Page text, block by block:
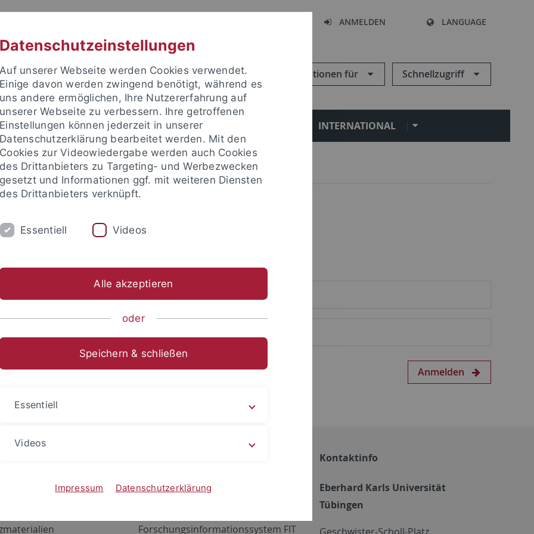
ANMELDEN LANGUAGE
Informationen für Schnellzugriff
FORSCHUNG EINRICHTUNGEN INTERNATIONAL
um sich anzumelden:
Anmelden
Netzwerk
ALMA
Forschungsinformationssystem FIT
Kontaktinfo
Eberhard Karls Universität
Tübingen
Datenschutzeinstellungen
Auf unserer Webseite werden Cookies verwendet.
Einige davon werden zwingend benötigt, während es
uns andere ermöglichen, Ihre Nutzererfahrung auf
unserer Webseite zu verbessern. Ihre getroffenen
Einstellungen können jederzeit in unserer
Datenschutzerklärung bearbeitet werden. Mit den
Cookies zur Videowiedergabe werden auch Cookies
des Drittanbieters zu Targeting- und Werbezwecken
gesetzt und Informationen ggf. mit weiteren Diensten
des Drittanbieters verknüpft.
Essentiell Videos
Alle akzeptieren
oder
Speichern & schließen
Essentiell
Videos
Impressum Datenschutzerklärung